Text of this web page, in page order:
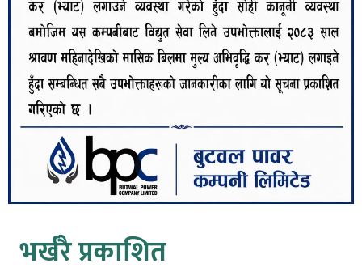
भर्खरै प्रकाशित